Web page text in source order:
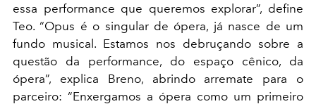
essa performance que queremos explorar”, define
Teo. “Opus é o singular de ópera, já nasce de um
fundo musical. Estamos nos debruçando sobre a
questão da performance, do espaço cênico, da
ópera”, explica Breno, abrindo arremate para o
parceiro: “Enxergamos a ópera como um primeiro